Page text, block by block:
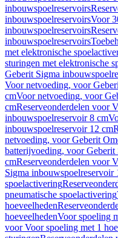
inbouwspoelreservoirs
inbouwspoelreservoirsVoor
inbouwspoelreservoirs
inbouwspoelreservoirs
met elektronische
sturingen met elektronische
Geberit Sigma
Voor netvoeding, voor
cmVoor netvoeding, voor
cmReserveonderdelen voor
inbouwspoelreservoir 8 cm
inbouwspoelreservoir 12 cm
netvoeding, voor Geberit
batterijvoeding, voor
cmReserveonderdelen voor
Sigma inbouwspoelreservoir
spoelactivering
pneumatische spoelactivering
hoeveelheden
hoeveelhedenVoor spoeling
voor Voor spoeling met 1